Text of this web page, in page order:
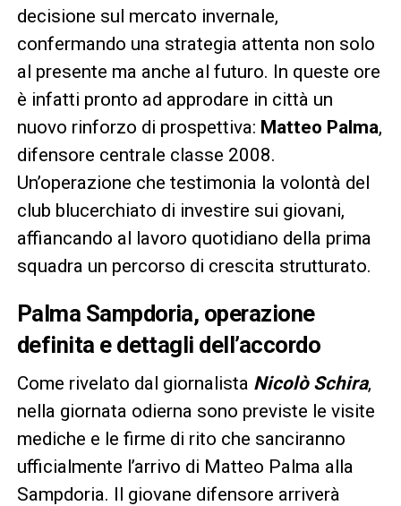
decisione sul mercato invernale,
confermando una strategia attenta non solo
al presente ma anche al futuro. In queste ore
è infatti pronto ad approdare in città un
nuovo rinforzo di prospettiva: Matteo Palma,
difensore centrale classe 2008.
Un’operazione che testimonia la volontà del
club blucerchiato di investire sui giovani,
affiancando al lavoro quotidiano della prima
squadra un percorso di crescita strutturato.
Palma Sampdoria, operazione
definita e dettagli dell’accordo
Come rivelato dal giornalista Nicolò Schira,
nella giornata odierna sono previste le visite
mediche e le firme di rito che sanciranno
ufficialmente l’arrivo di Matteo Palma alla
Sampdoria. Il giovane difensore arriverà